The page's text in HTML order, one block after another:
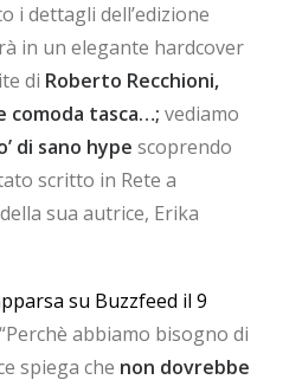
i dettagli dell’edizione
in un elegante hardcover
di Roberto Recchioni,
comoda tasca…; vediamo
di sano hype scoprendo
scritto in Rete a
sua autrice, Erika
su Buzzfeed il 9
abbiamo bisogno di
spiega che non dovrebbe